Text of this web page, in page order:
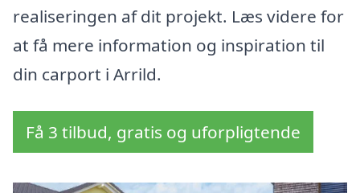
realiseringen af dit projekt. Læs videre for
at få mere information og inspiration til
din carport i Arrild.
Få 3 tilbud, gratis og uforpligtende